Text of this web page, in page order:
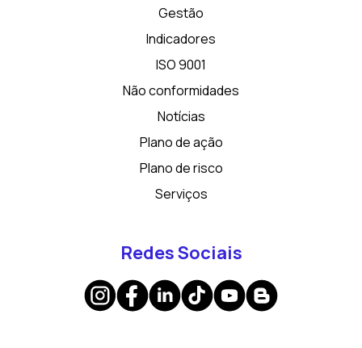
Gestão
Indicadores
ISO 9001
Não conformidades
Notícias
Plano de ação
Plano de risco
Serviços
Redes Sociais